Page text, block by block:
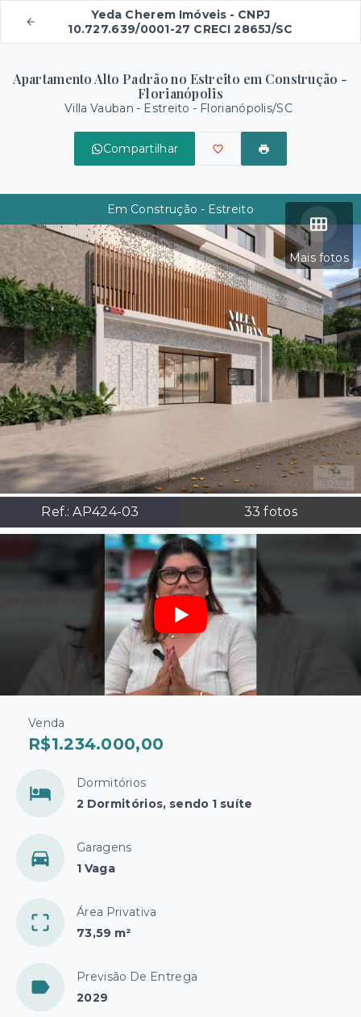
Yeda Cherem Imóveis - CNPJ
10.727.639/0001-27 CRECI 2865J/SC
Apartamento Alto Padrão no Estreito em Construção -
Florianópolis
Villa Vauban - Estreito - Florianópolis/SC
Compartilhar
Mais fotos
Ref.:AP424-03 33 fotos
Em Construção - Estreito
Venda
R$1.234.000,00
Dormitórios
2 Dormitórios, sendo 1 suíte
Garagens
1 Vaga
Área Privativa
73,59 m²
Previsão De Entrega
2029